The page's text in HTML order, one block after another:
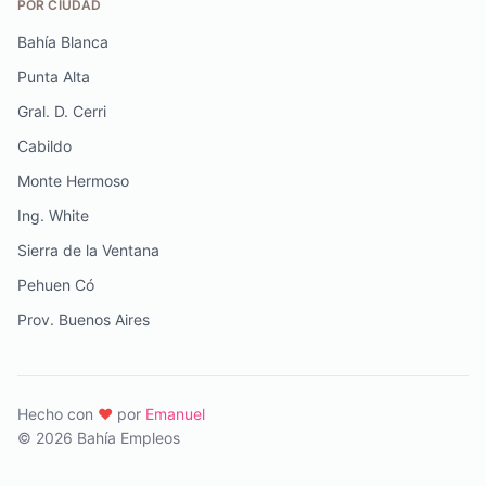
POR CIUDAD
Bahía Blanca
Punta Alta
Gral. D. Cerri
Cabildo
Monte Hermoso
Ing. White
Sierra de la Ventana
Pehuen Có
Prov. Buenos Aires
Hecho con ♥️ por Emanuel
© 2026 Bahía Empleos